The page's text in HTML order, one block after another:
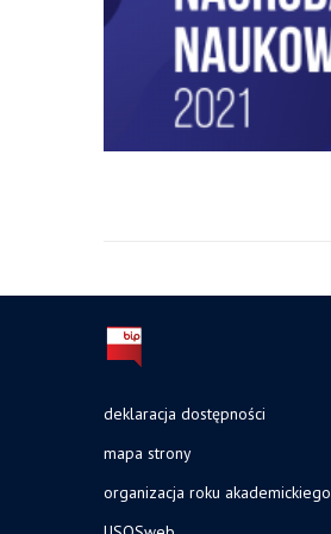
deklaracja dostępności
mapa strony
organizacja roku akademickiego